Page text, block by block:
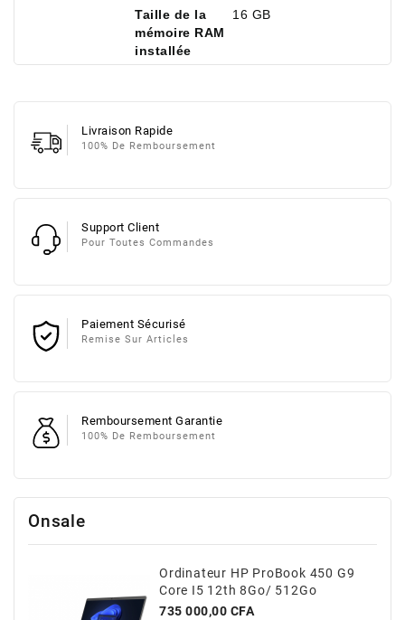
Taille de la
mémoire RAM
installée
16 GB
Livraison Rapide
100% De Remboursement
Support Client
Pour Toutes Commandes
Paiement Sécurisé
Remise Sur Articles
Remboursement Garantie
100% De Remboursement
Onsale
Ordinateur HP ProBook 450 G9
Core I5 12th 8Go/ 512Go
Prix
735 000,00 CFA